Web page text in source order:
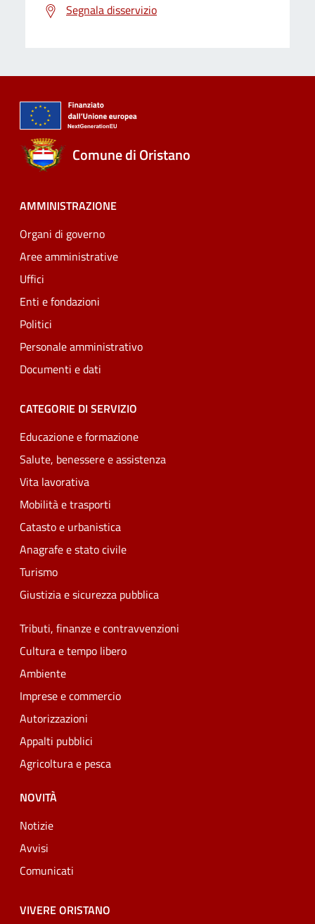
Segnala disservizio
Comune di Oristano
AMMINISTRAZIONE
Organi di governo
Aree amministrative
Uffici
Enti e fondazioni
Politici
Personale amministrativo
Documenti e dati
CATEGORIE DI SERVIZIO
Educazione e formazione
Salute, benessere e assistenza
Vita lavorativa
Mobilità e trasporti
Catasto e urbanistica
Anagrafe e stato civile
Turismo
Giustizia e sicurezza pubblica
Tributi, finanze e contravvenzioni
Cultura e tempo libero
Ambiente
Imprese e commercio
Autorizzazioni
Appalti pubblici
Agricoltura e pesca
NOVITÀ
Notizie
Avvisi
Comunicati
VIVERE ORISTANO